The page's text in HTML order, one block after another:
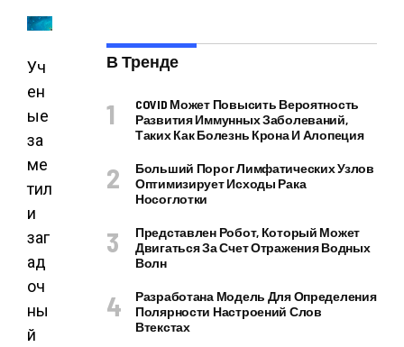
Уч
ен
ые
за
ме
тил
и
заг
ад
оч
ны
й
В Тренде
COVID Может Повысить Вероятность
Развития Иммунных Заболеваний,
Таких Как Болезнь Крона И Алопеция
Больший Порог Лимфатических Узлов
Оптимизирует Исходы Рака
Носоглотки
Представлен Робот, Который Может
Двигаться За Счет Отражения Водных
Волн
Разработана Модель Для Определения
Полярности Настроений Слов
Втекстах